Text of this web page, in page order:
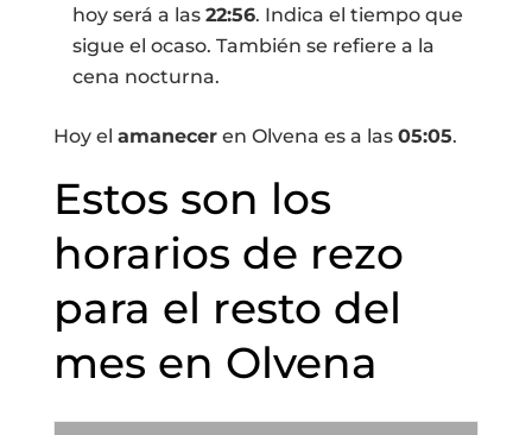
hoy será a las 22:56. Indica el tiempo que
sigue el ocaso. También se refiere a la
cena nocturna.
Hoy el amaneceren Olvena es a las 05:05.
Estos son los
horarios de rezo
para el resto del
mes en Olvena